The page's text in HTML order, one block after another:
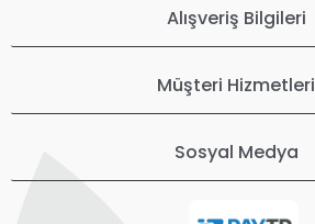
Alışveriş Bilgileri
Müşteri Hizmetleri
Sosyal Medya